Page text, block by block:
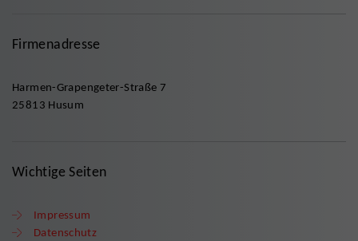
Firmenadresse
Harmen-Grapengeter-Straße 7
25813 Husum
Wichtige Seiten
Impressum
Datenschutz